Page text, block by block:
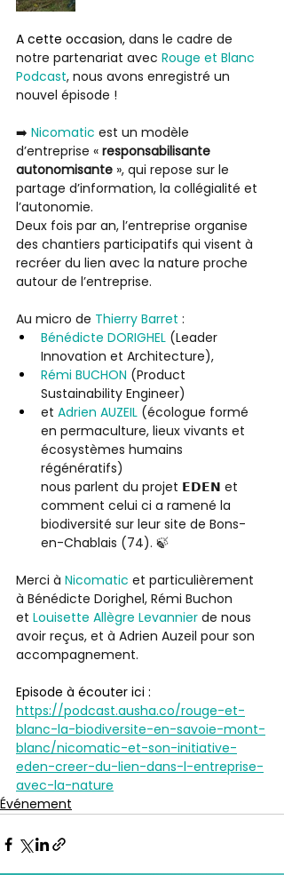
A cette occasion, dans le cadre de
notre partenariat avec Rouge et Blanc
Podcast, nous avons enregistré un
nouvel épisode !
➡️ Nicomatic est un modèle
d’entreprise « responsabilisante
autonomisante », qui repose sur le
partage d’information, la collégialité et
l’autonomie.
Deux fois par an, l’entreprise organise
des chantiers participatifs qui visent à
recréer du lien avec la nature proche
autour de l’entreprise.
Au micro de Thierry Barret :
Bénédicte DORIGHEL (Leader
Innovation et Architecture),
Rémi BUCHON (Product
Sustainability Engineer)
et Adrien AUZEIL (écologue formé
en permaculture, lieux vivants et
écosystèmes humains
régénératifs)
nous parlent du projet 𝗘𝗗𝗘𝗡 et
comment celui ci a ramené la
biodiversité sur leur site de Bons-
en-Chablais (74). 🍃
Merci à Nicomatic et particulièrement
à Bénédicte Dorighel, Rémi Buchon
et Louisette Allègre Levannier de nous
avoir reçus, et à Adrien Auzeil pour son
accompagnement.
Episode à écouter ici :
https://podcast.ausha.co/rouge-et-
blanc-la-biodiversite-en-savoie-mont-
blanc/nicomatic-et-son-initiative-
eden-creer-du-lien-dans-l-entreprise-
avec-la-nature
Événement